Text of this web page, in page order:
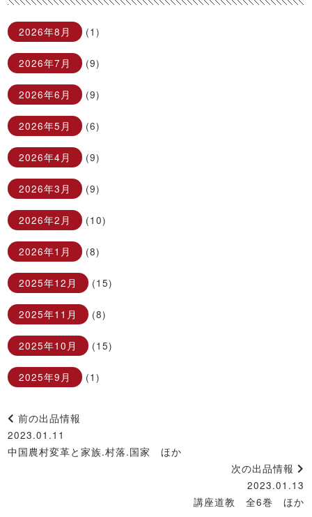
2026年8月 (1)
2026年7月 (9)
2026年6月 (9)
2026年5月 (6)
2026年4月 (9)
2026年3月 (9)
2026年2月 (10)
2026年1月 (8)
2025年12月 (15)
2025年11月 (8)
2025年10月 (15)
2025年9月 (1)
前の出品情報
2023.01.11
中国農村変革と家族.村落.国家 ほか
次の出品情報
2023.01.13
講座道教 全6巻 ほか